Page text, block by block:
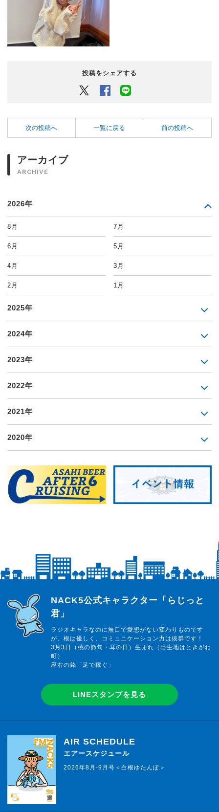
投稿をシェアする
Twitter Facebook
次の投稿へ 一覧に戻る 前の投稿へ
アーカイブ
ARCHIVE
2026年
8月 7月
6月 5月
4月 3月
2月 1月
2025年
2024年
2023年
2022年
2021年
2020年
らじっと君
NACK5公式キャラクター「らじっと
君」
ラジオキャラなのに無口で愛想がない変わりものです
が、根は優しく、コミュニケーション力は抜群です！
3月3日（桃の節句・耳の日）生まれ（出生地はときがわ
町）
座右の銘「足で稼ぐ」
LINEスタンプを見る
AIR SCHEDULE
エアースケジュール
2026年8月-9月号＜白根ゆたんぽ＞